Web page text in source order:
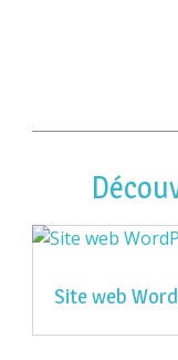
Site web